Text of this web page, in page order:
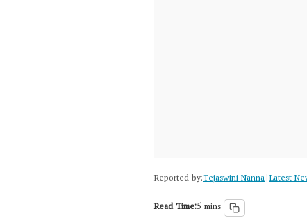
Reported by:Tejaswini Nanna|Latest
Read Time:5 mins